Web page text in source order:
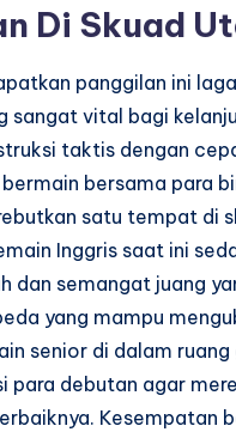
Di Skuad
panggilan ini
vital bagi
taktis dengan
bersama para
satu tempat di
Inggris saat ini
dan semangat juang
yang mampu
senior di dalam
para debutan agar
Kesempatan